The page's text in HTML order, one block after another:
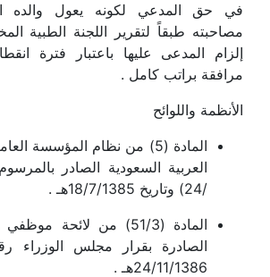
في حق المدعي لكونه يعول والده
مصاحبته طبقاً لتقرير اللجنة الطبية
إلزام المدعى عليها باعتبار فترة
مرافقة براتب كامل .
الأنظمة واللوائح
المادة (5) من نظام المؤسسة
العربية السعودية الصادر
/24) وتاريخ 18/7/1385هـ .
المادة (51/3) من لائحة
24/11/1386هـ .